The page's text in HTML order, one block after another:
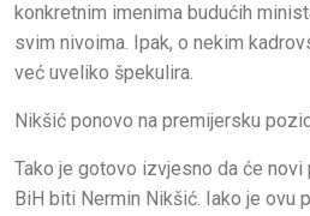
konkretnim imenima budućih
svim nivoima. Ipak, o nekim
već uveliko špekulira.
Nikšić ponovo na premijersku
Tako je gotovo izvjesno da će novi
BiH biti Nermin Nikšić. Iako je ovu